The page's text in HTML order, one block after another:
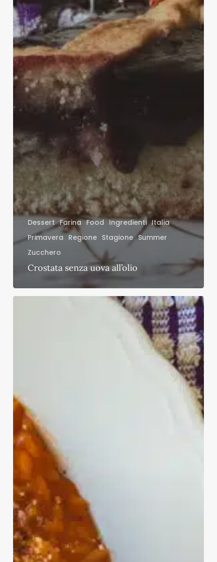
Dessert Farina Food Ingredienti Italia
Primavera Regione Stagione Summer
Zucchero
Crostata senza uova all’olio